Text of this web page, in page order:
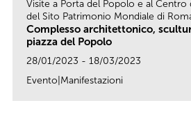
Visite a Porta del Popolo e al
del Sito Patrimonio Mondiale di
Complesso architettonico,
piazza del Popolo
28/01/2023 - 18/03/2023
Evento|Manifestazioni